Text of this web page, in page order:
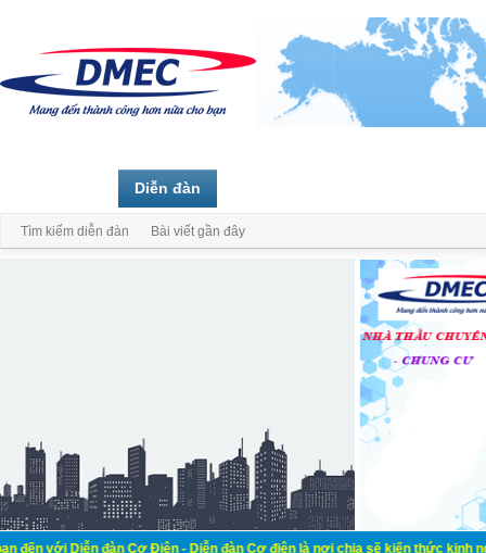
đàn Cơ Điện - Diễn đàn Cơ điện là nơi chia sẽ kiến thức kinh nghiệm
Diễn đàn
Tìm kiếm diễn đàn Bài viết gần đây